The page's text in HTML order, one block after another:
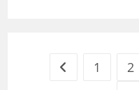
Zur vorherigen
1 2